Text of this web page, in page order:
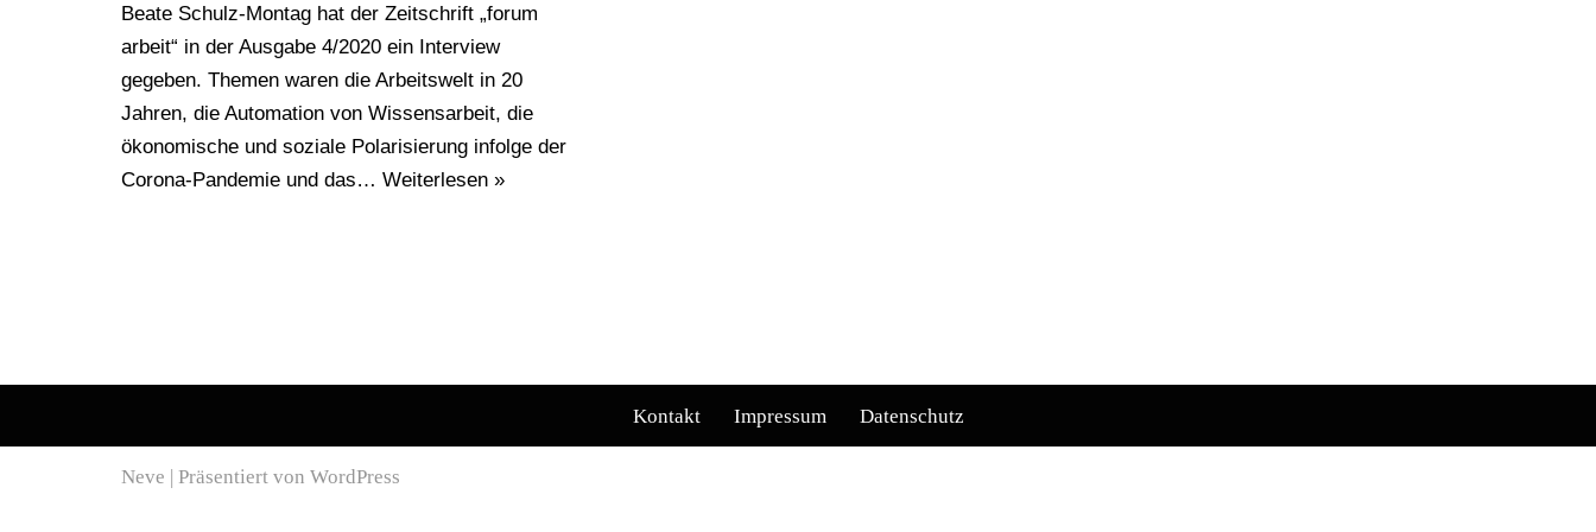
Beate Schulz-Montag hat der Zeitschrift „forum
arbeit“ in der Ausgabe 4/2020 ein Interview
gegeben. Themen waren die Arbeitswelt in 20
Jahren, die Automation von Wissensarbeit, die
ökonomische und soziale Polarisierung infolge der
Corona-Pandemie und das… Weiterlesen »
Kontakt Impressum Datenschutz
Neve | Präsentiert von WordPress